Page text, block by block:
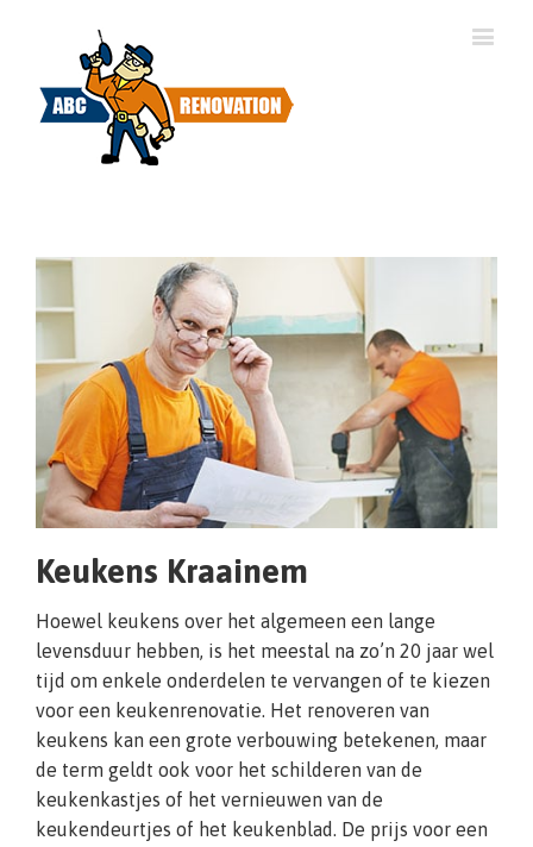
Keukens Kraainem
Hoewel keukens over het algemeen een lange
levensduur hebben, is het meestal na zo’n 20 jaar wel
tijd om enkele onderdelen te vervangen of te kiezen
voor een keukenrenovatie. Het renoveren van
keukens kan een grote verbouwing betekenen, maar
de term geldt ook voor het schilderen van de
keukenkastjes of het vernieuwen van de
keukendeurtjes of het keukenblad. De prijs voor een